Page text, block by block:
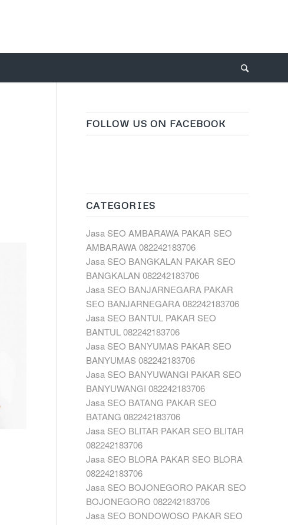
FOLLOW US ON FACEBOOK
CATEGORIES
Jasa SEO AMBARAWA PAKAR SEO
AMBARAWA 082242183706
Jasa SEO BANGKALAN PAKAR SEO
BANGKALAN 082242183706
Jasa SEO BANJARNEGARA PAKAR
SEO BANJARNEGARA 082242183706
Jasa SEO BANTUL PAKAR SEO
BANTUL 082242183706
Jasa SEO BANYUMAS PAKAR SEO
BANYUMAS 082242183706
Jasa SEO BANYUWANGI PAKAR SEO
BANYUWANGI 082242183706
Jasa SEO BATANG PAKAR SEO
BATANG 082242183706
Jasa SEO BLITAR PAKAR SEO BLITAR
082242183706
Jasa SEO BLORA PAKAR SEO BLORA
082242183706
Jasa SEO BOJONEGORO PAKAR SEO
BOJONEGORO 082242183706
Jasa SEO BONDOWOSO PAKAR SEO